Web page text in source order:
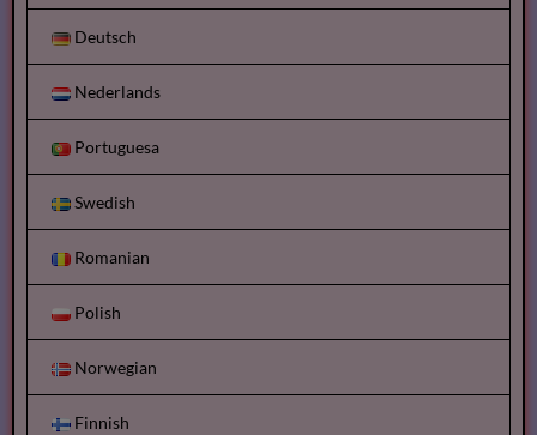
Deutsch
Nederlands
Portuguesa
Swedish
Romanian
Polish
Norwegian
Finnish